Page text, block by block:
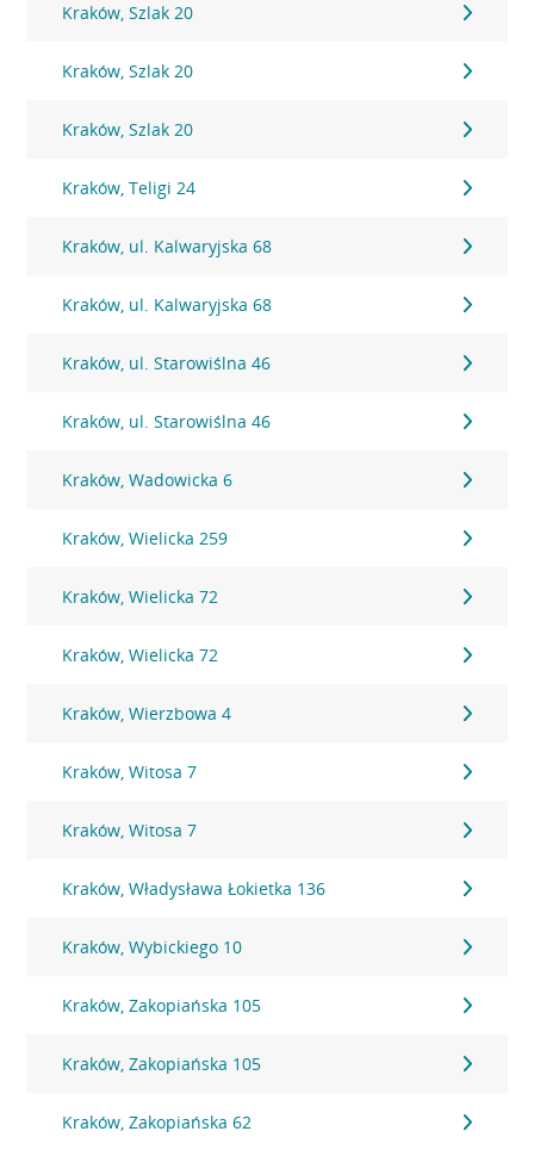
Kraków, Szlak 20
Kraków, Szlak 20
Kraków, Szlak 20
Kraków, Teligi 24
Kraków, ul. Kalwaryjska 68
Kraków, ul. Kalwaryjska 68
Kraków, ul. Starowiślna 46
Kraków, ul. Starowiślna 46
Kraków, Wadowicka 6
Kraków, Wielicka 259
Kraków, Wielicka 72
Kraków, Wielicka 72
Kraków, Wierzbowa 4
Kraków, Witosa 7
Kraków, Witosa 7
Kraków, Władysława Łokietka 136
Kraków, Wybickiego 10
Kraków, Zakopiańska 105
Kraków, Zakopiańska 105
Kraków, Zakopiańska 62